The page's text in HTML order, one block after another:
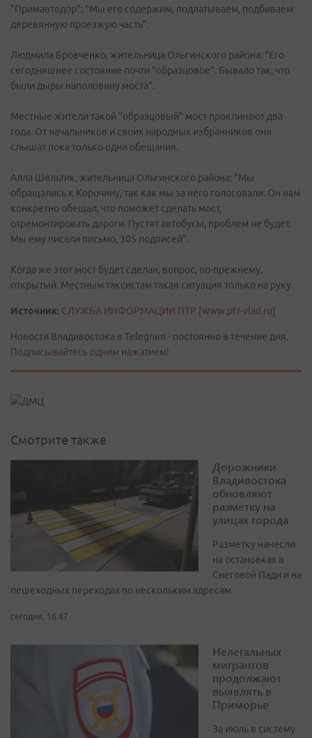
"Примавтодор": "Мы его содержим, подлатываем, подбиваем
деревянную проезжую часть".
Людмила Бровченко, жительница Ольгинского района: "Его
сегодняшнее состояние почти "образцовое". Бывало так, что
были дыры наполовину моста".
Местные жители такой "образцовый" мост проклинают два
года. От начальников и своих народных избранников они
слышат пока только одни обещания.
Алла Шельтик, жительница Ольгинского района: "Мы
обращались к Корочину, так как мы за него голосовали. Он нам
конкретно обещал, что поможет сделать мост,
отремонтировать дороги. Пустят автобусы, проблем не будет.
Мы ему писали письмо, 305 подписей".
Когда же этот мост будет сделан, вопрос, по-прежнему,
открытый. Местным таксистам такая ситуация только на руку.
Источник: СЛУЖБА ИНФОРМАЦИИ ПТР [www.ptr-vlad.ru]
Новости Владивостока в Telegram - постоянно в течение дня.
Подписывайтесь одним нажатием!
Смотрите также
Дорожники
Владивостока
обновляют
разметку на
улицах города
Разметку нанесли
на остановках в
Снеговой Пади и на
пешеходных переходах по нескольким адресам
сегодня, 16:47
Нелегальных
мигрантов
продолжают
выявлять в
Приморье
За июль в систему